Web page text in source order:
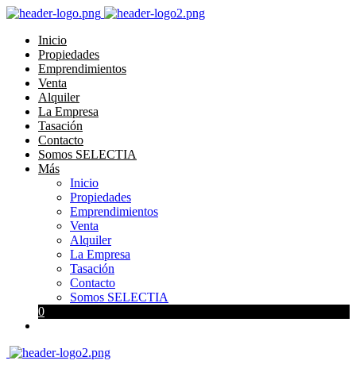
Inicio
Propiedades
Emprendimientos
Venta
Alquiler
La Empresa
Tasación
Contacto
Somos SELECTIA
Más
Inicio
Propiedades
Emprendimientos
Venta
Alquiler
La Empresa
Tasación
Contacto
Somos SELECTIA
0